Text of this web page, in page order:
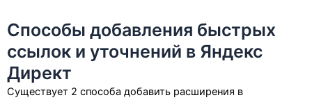
Способы добавления быстрых
ссылок и уточнений в Яндекс
Директ
Существует 2 способа добавить расширения в